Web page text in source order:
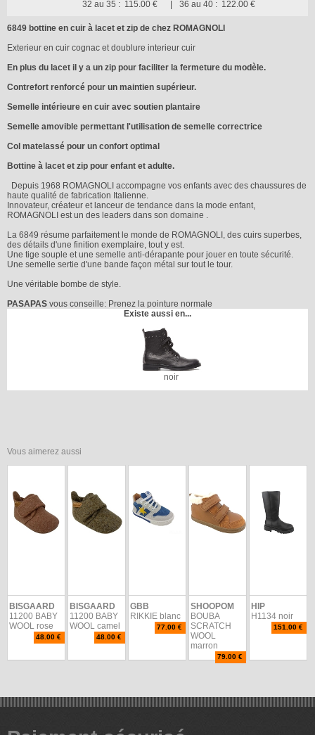
32 au 35 : 115.00 € 36 au 40 : 122.00 €
6849 bottine en cuir à lacet et zip de chez ROMAGNOLI
Exterieur en cuir cognac et doublure interieur cuir
En plus du lacet il y a un zip pour faciliter la fermeture du modèle.
Contrefort renforcé pour un maintien supérieur.
Semelle intérieure en cuir avec soutien plantaire
Semelle amovible permettant l'utilisation de semelle correctrice
Col matelassé pour un confort optimal
Bottine à lacet et zip pour enfant et adulte.
Depuis 1968 ROMAGNOLI accompagne vos enfants avec des chaussures de
haute qualité de fabrication Italienne.
Innovateur, créateur et lanceur de tendance dans la mode enfant,
ROMAGNOLI est un des leaders dans son domaine .
La 6849 résume parfaitement le monde de ROMAGNOLI, des cuirs superbes,
des détails d'une finition exemplaire, tout y est.
Une tige souple et une semelle anti-dérapante pour jouer en toute sécurité.
Une semelle sertie d'une bande façon métal sur tout le tour.
Une véritable bombe de style.
PASAPAS vous conseille: Prenez la pointure normale
Existe aussi en...
noir
Vous aimerez aussi
BISGAARD
11200 BABY
WOOL rose
48.00 €
BISGAARD
11200 BABY
WOOL camel
48.00 €
GBB
RIKKIE blanc
77.00 €
SHOOPOM
BOUBA
SCRATCH
WOOL
marron
79.00 €
HIP
H1134 noir
151.00 €